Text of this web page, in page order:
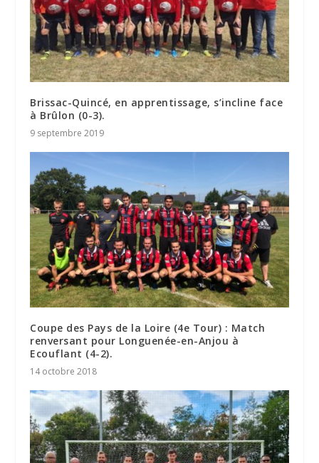
Brissac-Quincé, en apprentissage, s’incline face
à Brûlon (0-3).
9 septembre 2019
Coupe des Pays de la Loire (4e Tour) : Match
renversant pour Longuenée-en-Anjou à
Ecouflant (4-2).
14 octobre 2018